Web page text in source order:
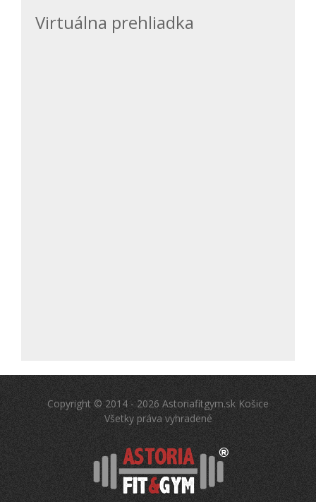
Virtuálna prehliadka
Copyright © 2014 - 2026 Astoriafitgym.sk Košice
Všetky práva vyhradené